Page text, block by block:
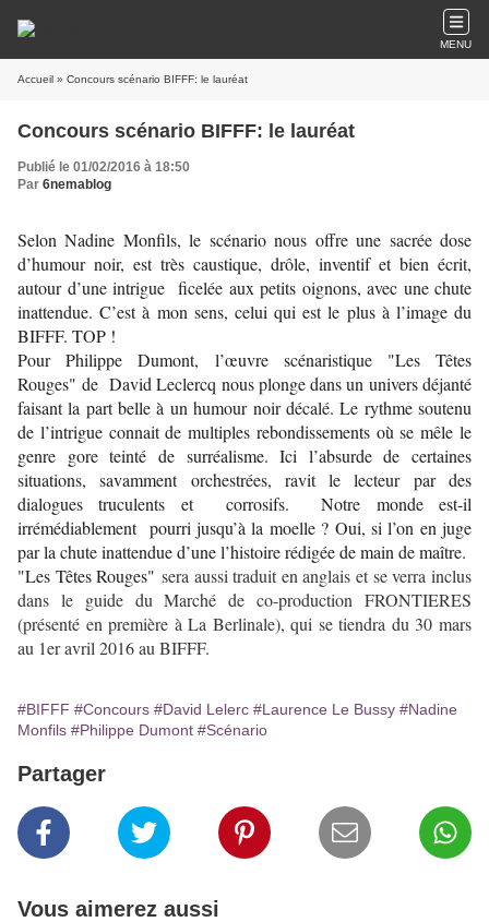
MENU
Accueil » Concours scénario BIFFF: le lauréat
Concours scénario BIFFF: le lauréat
Publié le 01/02/2016 à 18:50
Par 6nemablog
Selon Nadine Monfils, le scénario nous offre une sacrée dose
d’humour noir, est très caustique, drôle, inventif et bien écrit,
autour d’une intrigue ficelée aux petits oignons, avec une chute
inattendue. C’est à mon sens, celui qui est le plus à l’image du
BIFFF. TOP !
Pour Philippe Dumont, l’œuvre scénaristique "Les Têtes
Rouges" de David Leclercq nous plonge dans un univers déjanté
faisant la part belle à un humour noir décalé. Le rythme soutenu
de l’intrigue connait de multiples rebondissements où se mêle le
genre gore teinté de surréalisme. Ici l’absurde de certaines
situations, savamment orchestrées, ravit le lecteur par des
dialogues truculents et corrosifs. Notre monde est-il
irrémédiablement pourri jusqu’à la moelle ? Oui, si l’on en juge
par la chute inattendue d’une l’histoire rédigée de main de maître.
"Les Têtes Rouges" sera aussi traduit en anglais et se verra inclus
dans le guide du Marché de co-production FRONTIERES
(présenté en première à La Berlinale), qui se tiendra du 30 mars
au 1er avril 2016 au BIFFF.
#BIFFF #Concours #David Lelerc #Laurence Le Bussy #Nadine
Monfils #Philippe Dumont #Scénario
Partager
Vous aimerez aussi